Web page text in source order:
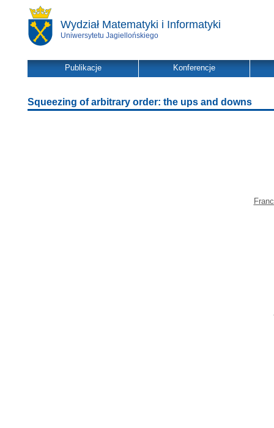
Wydział Matematyki i Informatyki
Uniwersytetu Jagiellońskiego
Publikacje Konferencje
Squeezing of arbitrary order: the ups and downs